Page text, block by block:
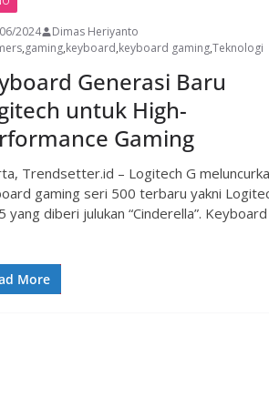
2024
Dimas Heriyanto
,gaming,keyboard,keyboard gaming,Teknologi
Generasi Baru
untuk High-
Gaming
Trendsetter.id – Logitech G
gaming seri 500 terbaru yakni
yang diberi julukan “Cinderella”. Keyboard
More